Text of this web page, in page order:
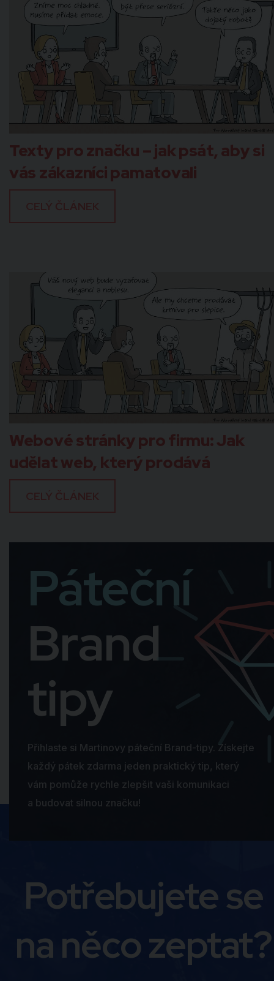
Texty pro značku – jak psát, aby si
vás zákazníci pamatovali
Webové stránky pro firmu: Jak
udělat web, který prodává
Páteční
Brand
tipy
Přihlaste si Martinovy páteční Brand-tipy. Získejte
každý pátek zdarma jeden praktický tip, který
vám pomůže rychle zlepšit vaši komunikaci
a budovat silnou značku!
Potřebujete se
na něco zeptat?